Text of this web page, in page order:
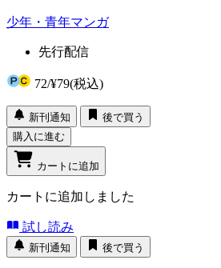
少年・青年マンガ
先行配信
72/¥79(税込)
新刊通知
後で買う
購入に進む
カートに追加
カートに追加しました
試し読み
新刊通知 後で買う